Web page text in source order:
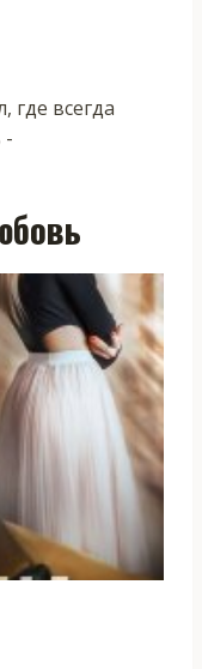
где всегда
-